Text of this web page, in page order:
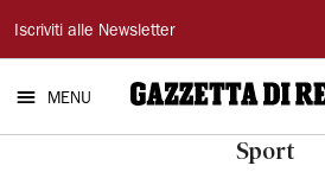
Gazzetta
di
Reggio
Iscriviti alle Newsletter
MENU
Sport